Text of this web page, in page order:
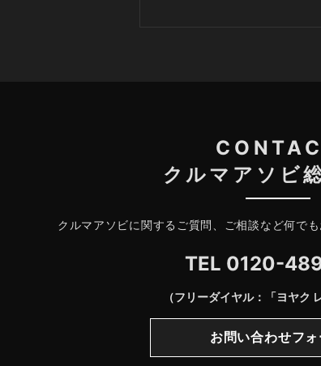
クルマアソビ
クルマアソビに関するご質問、ご相談など何で
TEL 0120-
（フリーダイヤル：「ヨヤク
お問い合わせフ